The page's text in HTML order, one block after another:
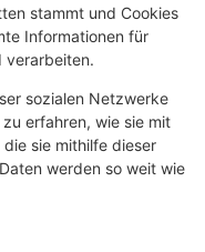
stammt und Cookies
Informationen für
verarbeiten.
sozialen Netzwerke
erfahren, wie sie mit
sie mithilfe dieser
werden so weit wie